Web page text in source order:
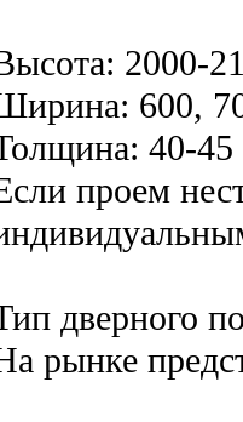
2000-
600,
40-
проем
дверного
рынке